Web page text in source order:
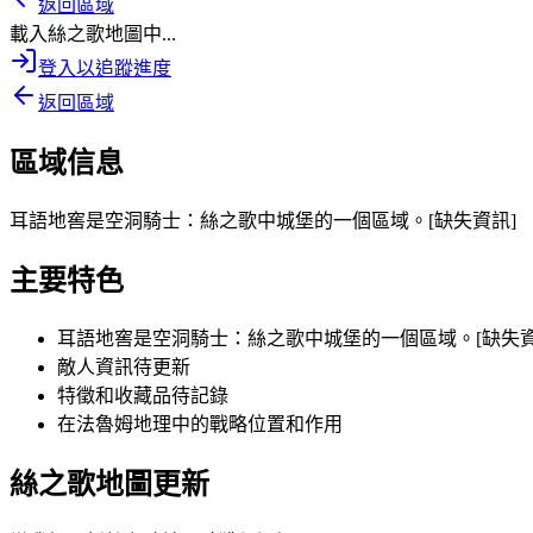
返回區域
載入絲之歌地圖中...
登入以追蹤進度
返回區域
區域信息
耳語地窖是空洞騎士：絲之歌中城堡的一個區域。[缺失資訊]
主要特色
耳語地窖是空洞騎士：絲之歌中城堡的一個區域。[缺失
敵人資訊待更新
特徵和收藏品待記錄
在法魯姆地理中的戰略位置和作用
絲之歌地圖更新